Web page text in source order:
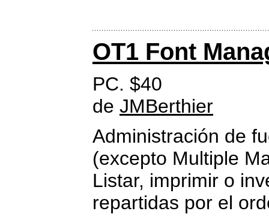
OT1 Font
PC. $40
de JMBerthier
Administración de
(excepto Multiple
Listar, imprimir o
repartidas por el